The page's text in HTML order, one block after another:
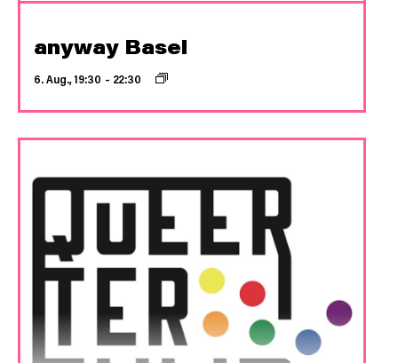
anyway Basel
6. Aug., 19:30 – 22:30